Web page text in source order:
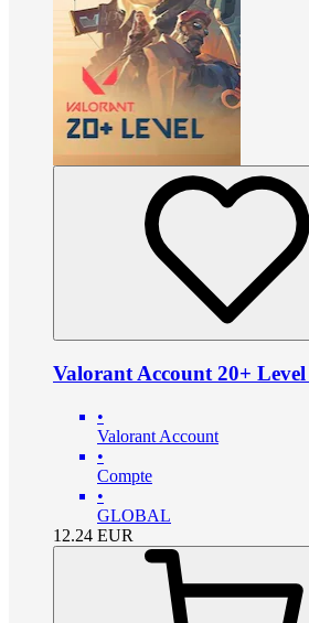
Valorant Account 20+
•
Valorant Account
•
Compte
•
GLOBAL
12.24 EUR